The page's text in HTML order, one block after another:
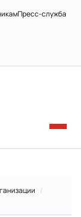
Пресс-служба
/